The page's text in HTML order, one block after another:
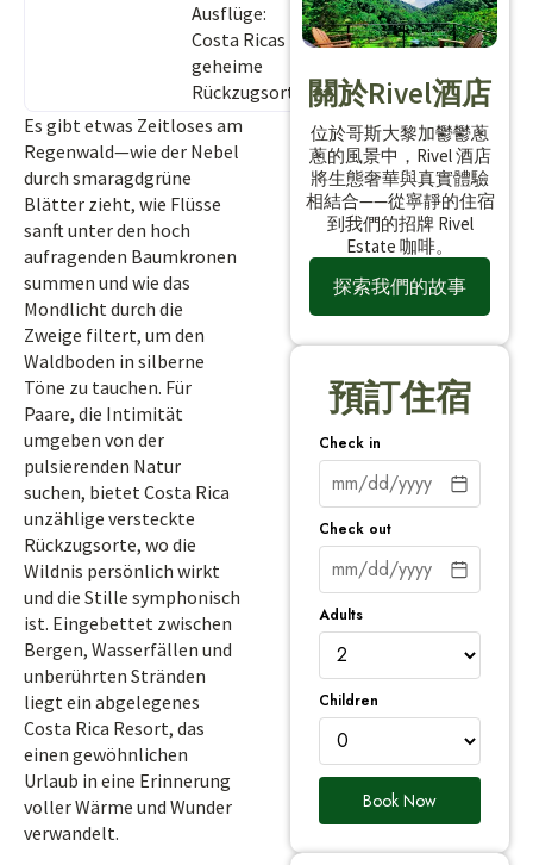
Ausflüge:
Costa Ricas
geheime
Rückzugsorte
Es gibt etwas Zeitloses am
Regenwald—wie der Nebel
durch smaragdgrüne
Blätter zieht, wie Flüsse
sanft unter den hoch
aufragenden Baumkronen
summen und wie das
Mondlicht durch die
Zweige filtert, um den
Waldboden in silberne
Töne zu tauchen. Für
Paare, die Intimität
umgeben von der
pulsierenden Natur
suchen, bietet Costa Rica
unzählige versteckte
Rückzugsorte, wo die
Wildnis persönlich wirkt
und die Stille symphonisch
ist. Eingebettet zwischen
Bergen, Wasserfällen und
unberührten Stränden
liegt ein abgelegenes
Costa Rica Resort, das
einen gewöhnlichen
Urlaub in eine Erinnerung
voller Wärme und Wunder
verwandelt.
關於Rivel酒店
位於哥斯大黎加鬱鬱蔥
蔥的風景中，Rivel 酒店
將生態奢華與真實體驗
相結合——從寧靜的住宿
到我們的招牌 Rivel
Estate 咖啡。
探索我們的故事
預訂住宿
Check in
Check out
Adults
Children
Book Now